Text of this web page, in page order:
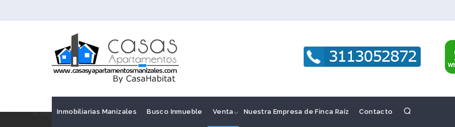
Inmobiliarias Manizales Busco Inmueble Venta Nuestra Empresa de Finca Raíz Contacto